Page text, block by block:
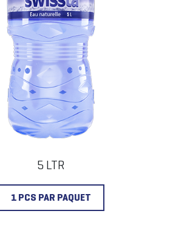
5 LTR
1 PCS PAR PAQUET